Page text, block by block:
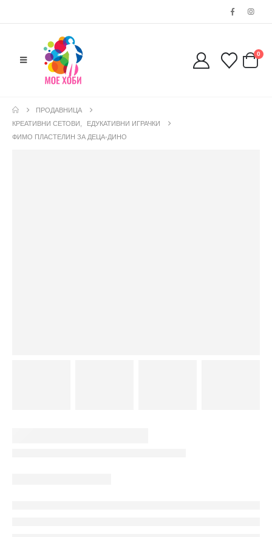
0
ПРОДАВНИЦА
КРЕАТИВНИ СЕТОВИ
ЕДУКАТИВНИ ИГРАЧКИ
ФИМО ПЛАСТЕЛИН ЗА ДЕЦА-ДИНО